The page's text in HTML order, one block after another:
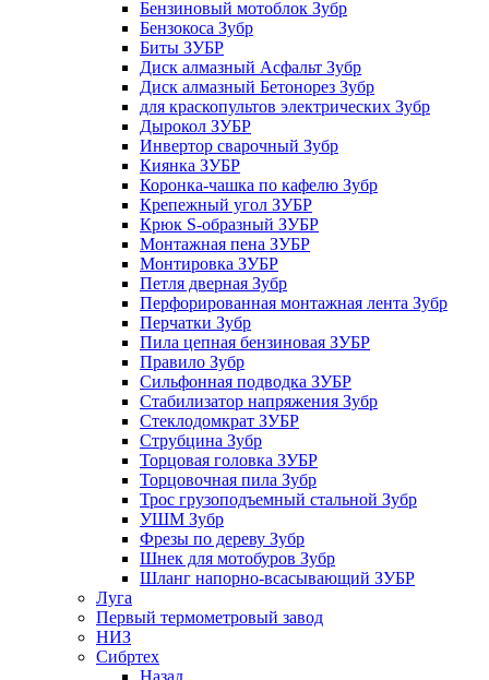
Бензиновый мотоблок Зубр
Бензокоса Зубр
Биты ЗУБР
Диск алмазный Асфальт Зубр
Диск алмазный Бетонорез Зубр
для краскопультов электрических Зубр
Дырокол ЗУБР
Инвертор сварочный Зубр
Киянка ЗУБР
Коронка-чашка по кафелю Зубр
Крепежный угол ЗУБР
Крюк S-образный ЗУБР
Монтажная пена ЗУБР
Монтировка ЗУБР
Петля дверная Зубр
Перфорированная монтажная лента Зубр
Перчатки Зубр
Пила цепная бензиновая ЗУБР
Правило Зубр
Сильфонная подводка ЗУБР
Стабилизатор напряжения Зубр
Стеклодомкрат ЗУБР
Струбцина Зубр
Торцовая головка ЗУБР
Торцовочная пила Зубр
Трос грузоподъемный стальной Зубр
УШМ Зубр
Фрезы по дереву Зубр
Шнек для мотобуров Зубр
Шланг напорно-всасывающий ЗУБР
Луга
Первый термометровый завод
НИЗ
Сибртех
Назад